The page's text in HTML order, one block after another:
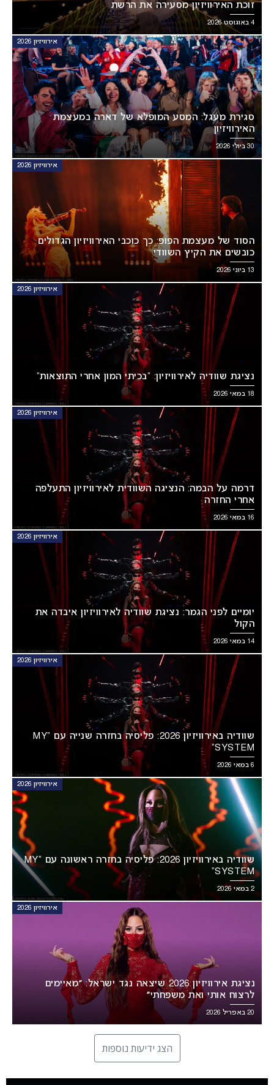
זוכת האירוויזיון מסעירה את הרשת
4 באוגוסט 2026
אירוויזיון 2026
סגירת מעגל: המסע המופלא של דארה במעצמת
האירוויזיון
30 ביולי 2026
אירוויזיון 2026
הסוד של מעצמת הפופ: כך כוכבי האירוויזיון הגדולים
כובשים את הקיץ השוודי
13 ביוני 2026
אירוויזיון 2026
נציגת שוודיה לאירוויזיון: “בכיתי המון אחרי התוצאות”
18 במאי 2026
אירוויזיון 2026
דרמה על הבמה: הנציגה השוודית לאירוויזיון התעלפה
אחרי החזרה
16 במאי 2026
אירוויזיון 2026
יומיים לפני הגמר: נציגת שוודיה לאירוויזיון איבדה את
הקול
14 במאי 2026
אירוויזיון 2026
שוודיה באירוויזיון 2026: פליסיה בחזרה שנייה עם “MY
SYSTEM”
6 במאי 2026
אירוויזיון 2026
שוודיה באירוויזיון 2026: פליסיה בחזרה ראשונה עם “MY
SYSTEM”
2 במאי 2026
אירוויזיון 2026
נציגת אירוויזיון 2026 שיצאה נגד ישראל: ״מאיימים
לרצוח אותי ואת משפחתי״
20 באפריל 2026
הצג ידיעות נוספות